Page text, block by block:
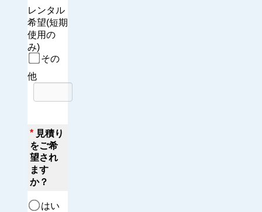
レンタル
希望(短期
使用の
み)
その
他
* 見積り
をご希
望され
ます
か？
はい